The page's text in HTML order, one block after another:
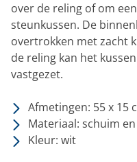
over de reling of om
steunkussen. De
overtrokken met zacht
de reling kan het
vastgezet.
Afmetingen: 55 x 15
Materiaal: schuim
Kleur: wit